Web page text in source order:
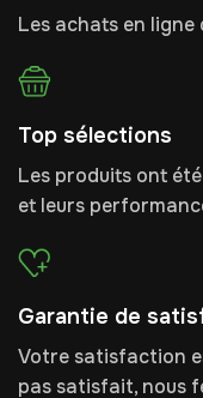
Les achats en
Top sélections
Les produits ont
et leurs
Garantie de
Votre satisfaction
pas satisfait, nous